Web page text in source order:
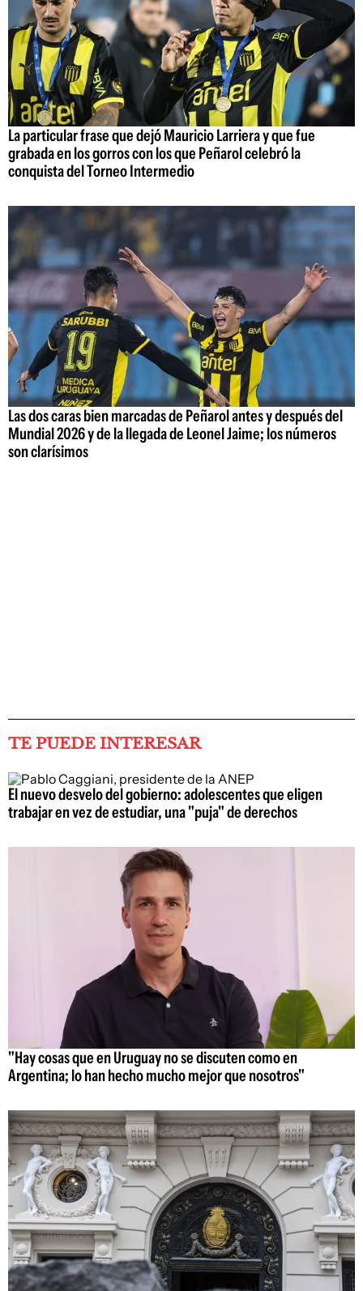
La particular frase que dejó Mauricio Larriera y que fue
grabada en los gorros con los que Peñarol celebró la
conquista del Torneo Intermedio
Las dos caras bien marcadas de Peñarol antes y después del
Mundial 2026 y de la llegada de Leonel Jaime; los números
son clarísimos
TE PUEDE INTERESAR
El nuevo desvelo del gobierno: adolescentes que eligen
trabajar en vez de estudiar, una "puja" de derechos
"Hay cosas que en Uruguay no se discuten como en
Argentina; lo han hecho mucho mejor que nosotros"